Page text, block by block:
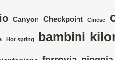
Canyon Checkpoint Cinese
Hot spring bambini